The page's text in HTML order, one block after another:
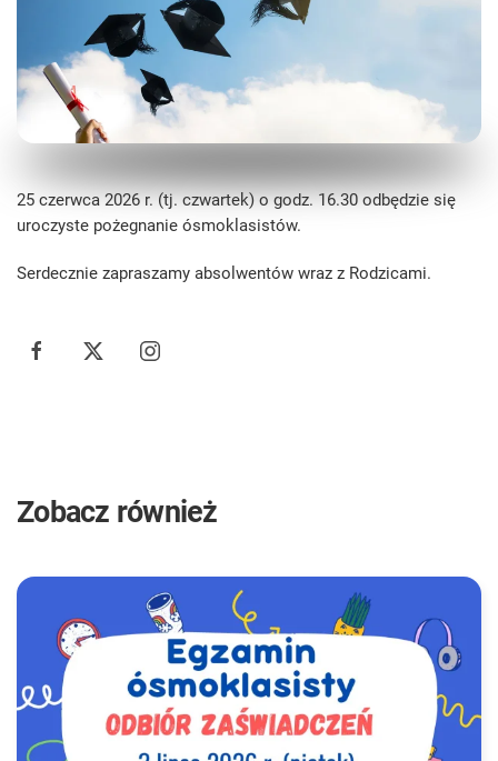
25 czerwca 2026 r. (tj. czwartek) o godz. 16.30 odbędzie się
uroczyste pożegnanie ósmoklasistów.
Serdecznie zapraszamy absolwentów wraz z Rodzicami.
Zobacz również